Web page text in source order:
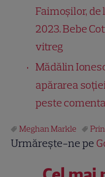
Faimoșilor, de
2023. Bebe
vitreg
Mădălin
apărarea
peste
Meghan Markle
Urmărește-ne pe